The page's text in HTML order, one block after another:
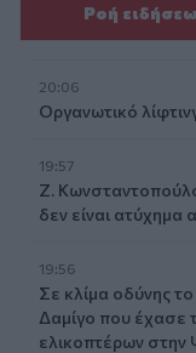
Ροή
20:06
Οργανωτικό
19:57
Ζ.
δεν είναι ατύχημα
19:56
Σε κλίμα οδύνης
Δαμίγο που έχασε
ελικοπτέρων στην